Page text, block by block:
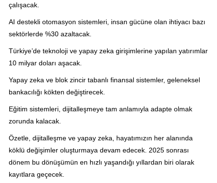
çalışacak.
AI destekli otomasyon sistemleri, insan gücüne olan ihtiyacı bazı
sektörlerde %30 azaltacak.
Türkiye’de teknoloji ve yapay zeka girişimlerine yapılan yatırımlar
10 milyar doları aşacak.
Yapay zeka ve blok zincir tabanlı finansal sistemler, geleneksel
bankacılığı kökten değiştirecek.
Eğitim sistemleri, dijitalleşmeye tam anlamıyla adapte olmak
zorunda kalacak.
Özetle, dijitalleşme ve yapay zeka, hayatımızın her alanında
köklü değişimler oluşturmaya devam edecek. 2025 sonrası
dönem bu dönüşümün en hızlı yaşandığı yıllardan biri olarak
kayıtlara geçecek.